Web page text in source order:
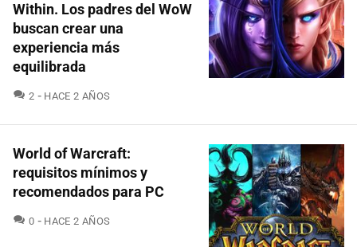
Within. Los padres del WoW
buscan crear una
experiencia más
equilibrada
2 COMENTARIOS
HACE 2 AÑOS
World of Warcraft:
requisitos mínimos y
recomendados para PC
0 COMENTARIOS
HACE 2 AÑOS